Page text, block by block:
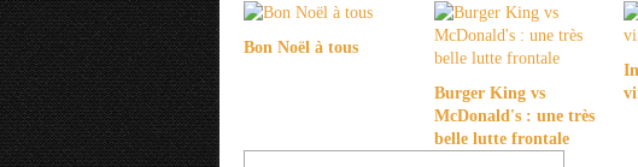
Bon Noël à tous
Burger King vs
McDonald's : une très
belle lutte frontale